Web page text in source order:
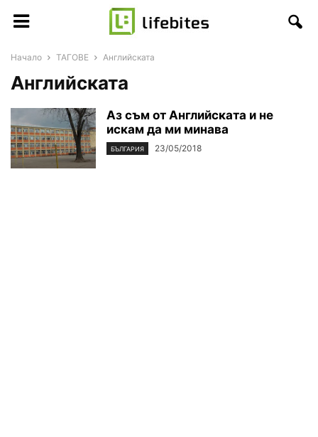
Начало ТАГОВЕ Английската
Английската
Аз съм от Английската и не
искам да ми минава
БЪЛГАРИЯ 23/05/2018